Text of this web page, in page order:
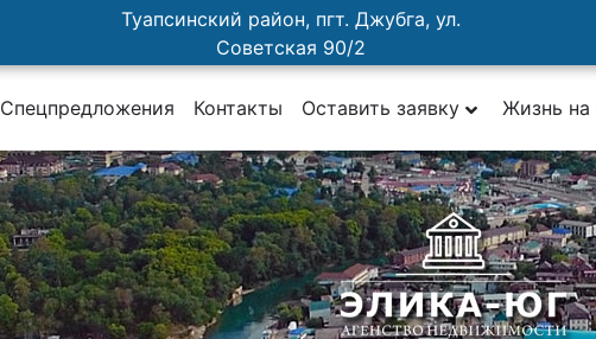
Туапсинский район, пгт. Джубга, ул.
Советская 90/2
Спецпредложения Контакты Оставить заявку Жизнь на